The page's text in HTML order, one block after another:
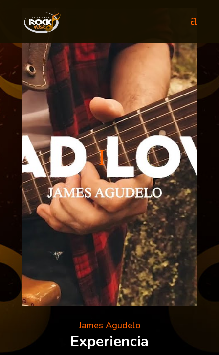
James Agudelo
Experiencia